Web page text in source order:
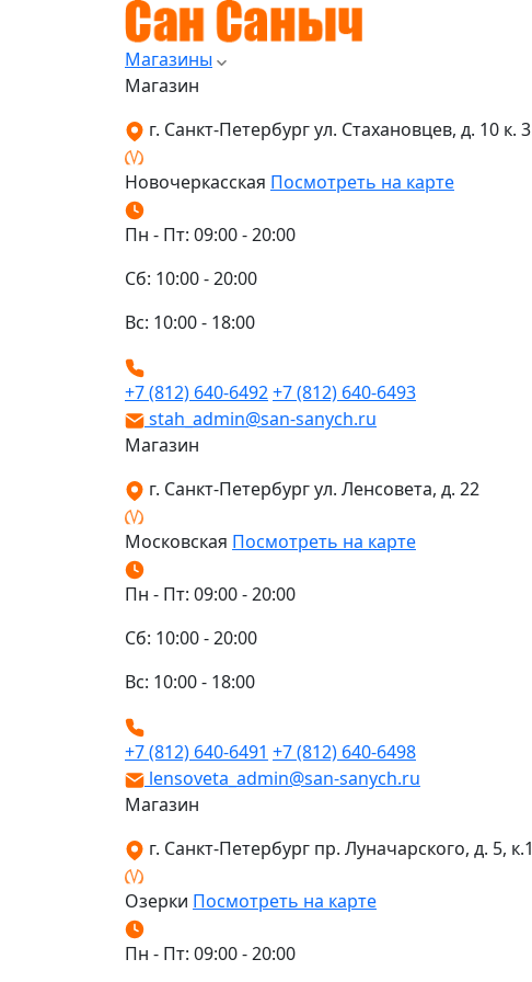
Магазины
Магазин
г. Санкт-Петербург ул. Стахановцев, д. 10 к. 3
Новочеркасская Посмотреть на карте
Пн - Пт: 09:00 - 20:00
Сб: 10:00 - 20:00
Вс: 10:00 - 18:00
+7 (812) 640-6492+7 (812) 640-6493
stah_admin@san-sanych.ru
Магазин
г. Санкт-Петербург ул. Ленсовета, д. 22
Московская Посмотреть на карте
Пн - Пт: 09:00 - 20:00
Сб: 10:00 - 20:00
Вс: 10:00 - 18:00
+7 (812) 640-6491 +7 (812) 640-6498
lensoveta_admin@san-sanych.ru
Магазин
г. Санкт-Петербург пр. Луначарского, д. 5, к.1
Озерки Посмотреть на карте
Пн - Пт: 09:00 - 20:00